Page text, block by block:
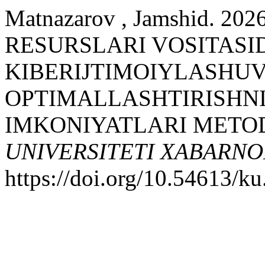
Matnazarov , Jamshid.
RESURSLARI
IMKONIYATLARI
UNIVERSITETI
https://doi.org/10.54613/